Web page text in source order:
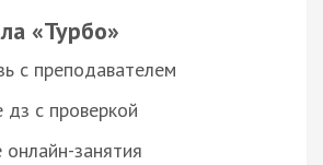
«Турбо»
с преподавателем
с проверкой
занятия